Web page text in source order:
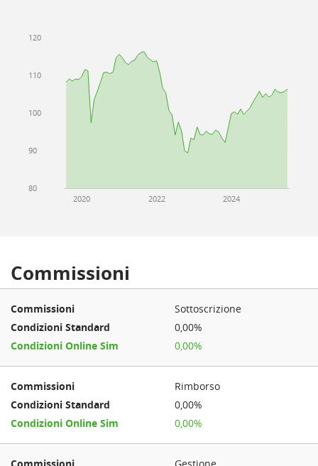
2020 2022 2024
80
90
100
110
120
Commissioni
Sottoscrizione
0,00%
0,00%
Rimborso
0,00%
0,00%